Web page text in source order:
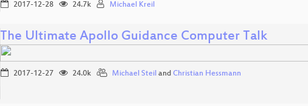
2017-12-28 24.7k Michael Kreil
The Ultimate Apollo Guidance Computer Talk
2017-12-27 24.0k Michael Steil and Christian Hessmann